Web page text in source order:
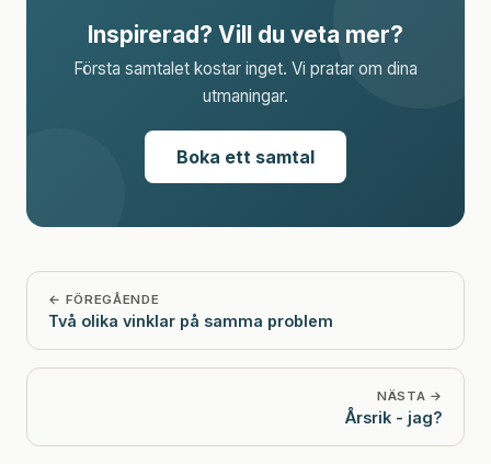
Inspirerad? Vill du veta mer?
Första samtalet kostar inget. Vi pratar om dina
utmaningar.
Boka ett samtal
← FÖREGÅENDE
Två olika vinklar på samma problem
NÄSTA →
Årsrik - jag?